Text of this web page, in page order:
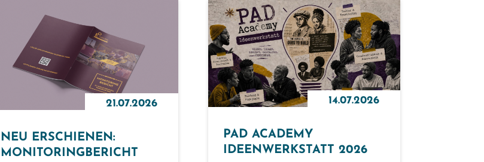
21.07.2026
NEU ERSCHIENEN:
MONITORINGBERICHT
14.07.2026
PAD ACADEMY
IDEENWERKSTATT 2026